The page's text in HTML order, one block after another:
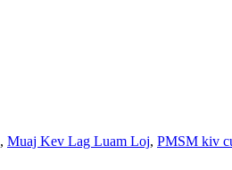
, Muaj Kev Lag Luam Loj, PMSM kiv